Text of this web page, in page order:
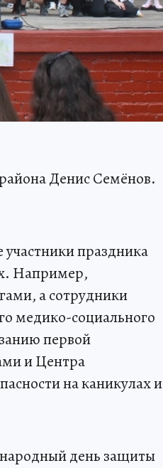
Денис Семёнов.
праздника
Например,
а сотрудники
медико-социального
первой
и Центра
на каникулах и
день защиты